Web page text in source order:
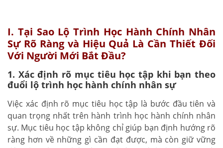
I. Tại Sao Lộ Trình Học Hành Chính Nhân
Sự Rõ Ràng và Hiệu Quả Là Cần Thiết Đối
Với Người Mới Bắt Đầu?
1. Xác định rõ mục tiêu học tập khi bạn theo
đuổi lộ trình học hành chính nhân sự
Việc xác định rõ mục tiêu học tập là bước đầu tiên và
quan trọng nhất trên hành trình học hành chính nhân
sự. Mục tiêu học tập không chỉ giúp bạn định hướng rõ
ràng hơn về những gì cần đạt được, mà còn giữ vững